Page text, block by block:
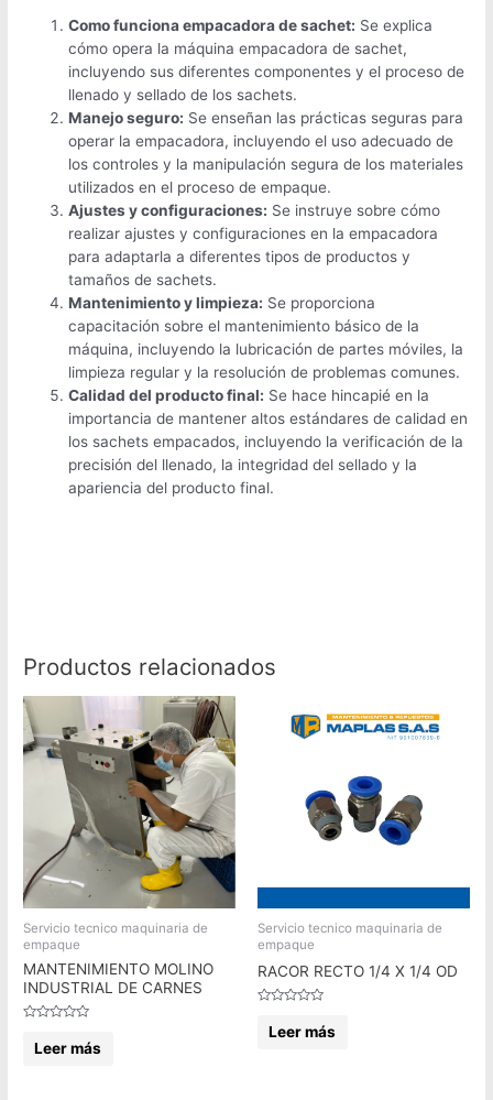
Como funciona empacadora de sachet: Se explica
cómo opera la máquina empacadora de sachet,
incluyendo sus diferentes componentes y el proceso de
llenado y sellado de los sachets.
Manejo seguro: Se enseñan las prácticas seguras para
operar la empacadora, incluyendo el uso adecuado de
los controles y la manipulación segura de los materiales
utilizados en el proceso de empaque.
Ajustes y configuraciones: Se instruye sobre cómo
realizar ajustes y configuraciones en la empacadora
para adaptarla a diferentes tipos de productos y
tamaños de sachets.
Mantenimiento y limpieza: Se proporciona
capacitación sobre el mantenimiento básico de la
máquina, incluyendo la lubricación de partes móviles, la
limpieza regular y la resolución de problemas comunes.
Calidad del producto final: Se hace hincapié en la
importancia de mantener altos estándares de calidad en
los sachets empacados, incluyendo la verificación de la
precisión del llenado, la integridad del sellado y la
apariencia del producto final.
Productos relacionados
Servicio tecnico maquinaria de
empaque
MANTENIMIENTO MOLINO
INDUSTRIAL DE CARNES
enLeer más
Servicio tecnico maquinaria de
empaque
RACOR RECTO 1/4 X 1/4 OD
enLeer más